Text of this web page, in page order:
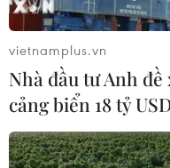
vietnamplus.vn
Nhà đầu tư Anh
cảng biển 18 tỷ